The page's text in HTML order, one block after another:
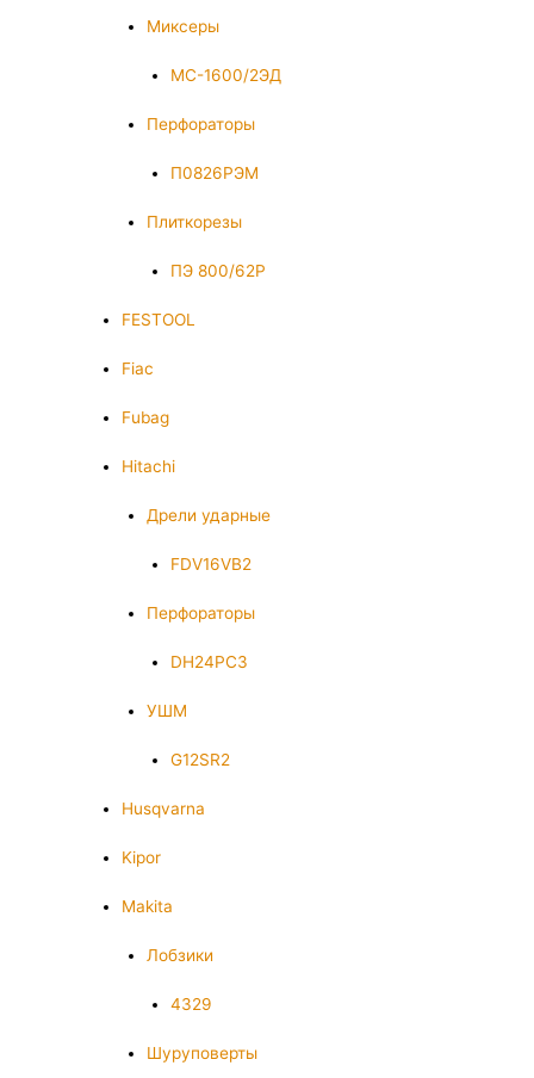
Миксеры
МС-1600/2ЭД
Перфораторы
П0826РЭМ
Плиткорезы
ПЭ 800/62Р
FESTOOL
Fiac
Fubag
Hitachi
Дрели ударные
FDV16VB2
Перфораторы
DH24PC3
УШМ
G12SR2
Husqvarna
Kipor
Makita
Лобзики
4329
Шуруповерты